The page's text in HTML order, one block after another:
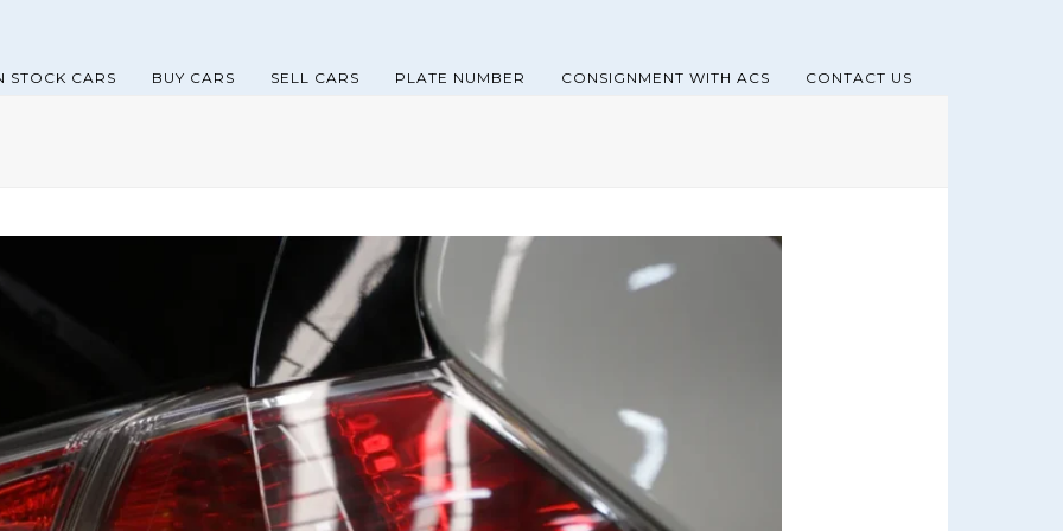
STOCK CARS BUY CARS SELL CARS PLATE NUMBER CONSIGNMENT WITH ACS CONTACT US